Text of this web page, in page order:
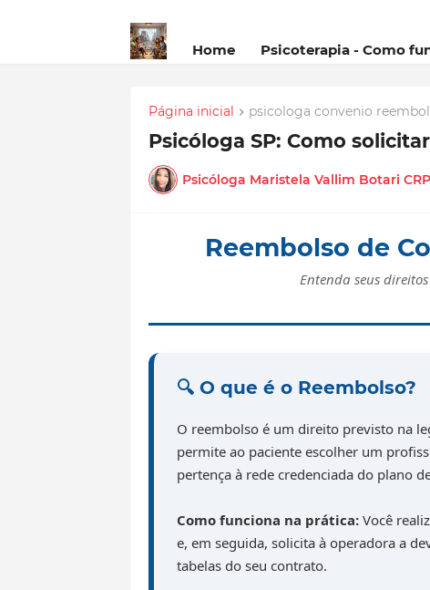
Home Psicoterapia - Como
Página inicial psicologa convenio
Psicóloga SP: Como
Psicóloga Maristela Vallim Botari
Reembolso de
Entenda seus
🔍 O que é o Reembolso?
O reembolso é um direito previsto na
permite ao paciente escolher um
pertença à rede credenciada do plano
Como funciona na prática: Você
e, em seguida, solicita à operadora a
tabelas do seu contrato.